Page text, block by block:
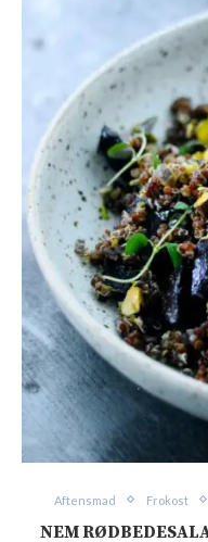
Aftensmad Frokost
NEM